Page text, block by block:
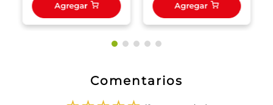
Agregar Agregar
Comentarios